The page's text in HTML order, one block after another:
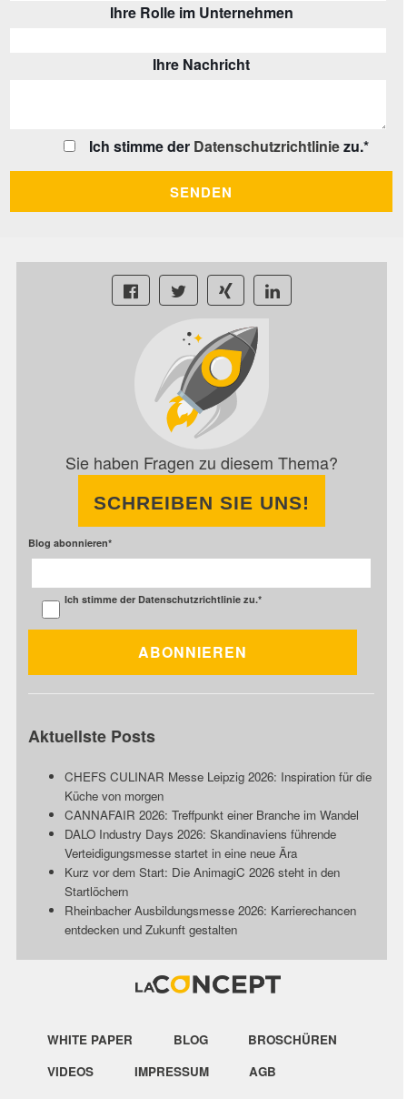
Ihre Rolle im Unternehmen
Ihre Nachricht
Ich stimme der Datenschutzrichtliniezu.*
Sie haben Fragen zu diesem Thema?
SCHREIBEN SIE UNS!
Blog abonnieren*
Ich stimme der Datenschutzrichtlinie zu.*
Aktuellste Posts
CHEFS CULINAR Messe Leipzig 2026: Inspiration für die
Küche von morgen
CANNAFAIR 2026: Treffpunkt einer Branche im Wandel
DALO Industry Days 2026: Skandinaviens führende
Verteidigungsmesse startet in eine neue Ära
Kurz vor dem Start: Die AnimagiC 2026 steht in den
Startlöchern
Rheinbacher Ausbildungsmesse 2026: Karrierechancen
entdecken und Zukunft gestalten
WHITE PAPER BLOG
BROSCHÜREN
VIDEOS
IMPRESSUM
AGB